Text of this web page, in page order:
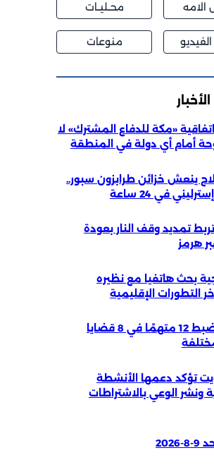
محــليــات
منوعات
«مكة للدفاع المشترك» لا
أمام أي دولة في المنطقة
ينعش خزائن طرابزون سبور..
تمديد وقف النار بعودة
هرمز
بحث هاتفيا مع نظيره
التطورات الإقليمية
الداخلية: ضبط 12 متهمًا في 8 قضايا
تؤكد دعمها الأنشطة
ونشر الوعي بالاشتراطات